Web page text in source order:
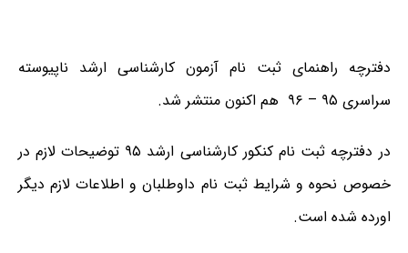
دفترچه راهنمای ثبت نام آزمون کارشناسی ارشد ناپیوسته
سراسری ۹۵ – ۹۶ هم اکنون منتشر شد.
در دفترچه ثبت نام کنکور کارشناسی ارشد ۹۵ توضیحات لازم در
خصوص نحوه و شرایط ثبت نام داوطلبان و اطلاعات لازم دیگر
اورده شده است.